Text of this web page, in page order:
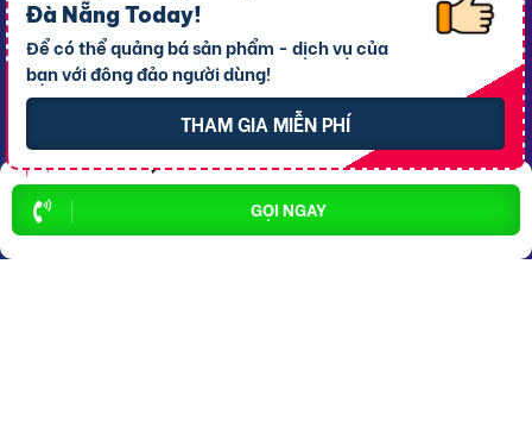
GỌI NGAY
Đà Nẵng Today!
Để có thể quảng bá sản phẩm - dịch vụ của
bạn với đông đảo người dùng!
THAM GIA MIỄN PHÍ
Hải sản tươi sống
Trang trí quán - shop
Quà Lưu niệm
Thời trang Mẹ & Bé
Liên hệ hỗ trợ
hãy lan tỏa yêu thương!